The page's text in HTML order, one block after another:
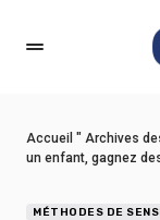
Accueil " Archives
un enfant, gagnez
MÉTHODES DE